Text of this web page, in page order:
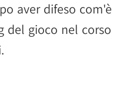
aver difeso com'è
del gioco nel corso